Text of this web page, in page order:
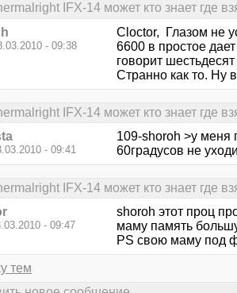
IFX-14 может кто знает где
- 09:38
Cloctor, Глазом не
6600 в простое
говорит
Странно как то. Ну
IFX-14 может кто знает где
- 09:41
109-shoroh >у
60градусов не
IFX-14 может кто знает где
- 09:47
shoroh этот проц
маму память
PS свою маму под
тем